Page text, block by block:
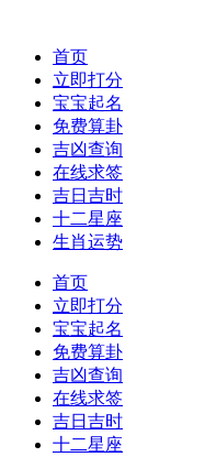
首页
立即打分
宝宝起名
免费算卦
吉凶查询
在线求签
吉日吉时
十二星座
生肖运势
首页
立即打分
宝宝起名
免费算卦
吉凶查询
在线求签
吉日吉时
十二星座